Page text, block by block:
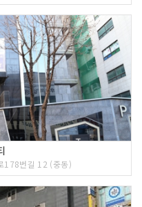
178번길 12 (중동)